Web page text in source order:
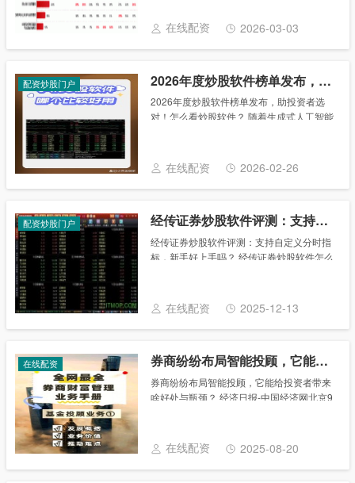
投资者打造适配的价值服务体系，正成为金
融机......
在线配资 2026-03-03
配资炒股门户 2026年度炒股软件榜单发布，助投资者选对！怎么看炒股软件？
2026年度炒股软件榜单发布，助投资者选
对！怎么看炒股软件？ 随着生成式人工智能
面，正从传统的行情软件与财经资讯平台，
快速向A......
在线配资 2026-02-26
配资炒股门户 经传证券炒股软件评测：支持自定义分时指标，新手好上手吗？
经传证券炒股软件评测：支持自定义分时指
标，新手好上手吗？ 经传证券炒股软件怎么
能提高交易效率和准确性，还能提供丰富的
市场信......
在线配资 2025-12-13
在线配资 券商纷纷布局智能投顾，它能给投资者带来啥好处与瓶颈？
券商纷纷布局智能投顾，它能给投资者带来
啥好处与瓶颈？ 经济日报-中国经济网北京9
引新客户依靠的是券商的服务质量和效率。
而智......
在线配资 2025-08-20